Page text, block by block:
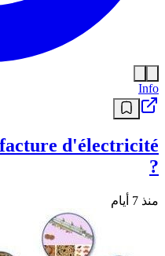
Info
d'électricité
?
منذ 7 أيام